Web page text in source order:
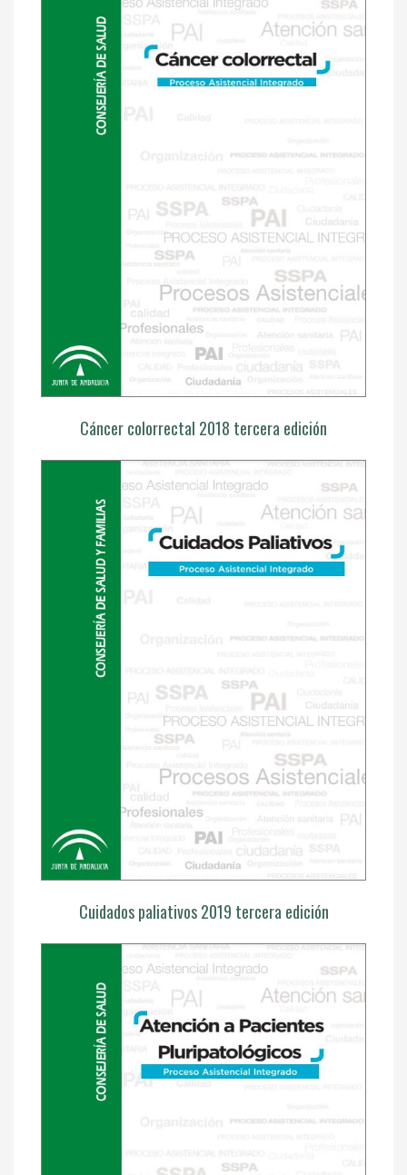
Cáncer colorrectal 2018 tercera edición
Cuidados paliativos 2019 tercera edición